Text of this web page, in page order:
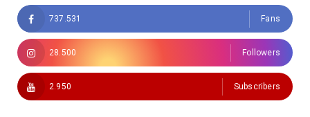
737.531 Fans
28.500 Followers
2.950 Subscribers